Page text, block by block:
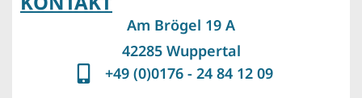
Am Brögel 19 A
42285 Wuppertal
+49 (0)0176 - 24 84 12 09